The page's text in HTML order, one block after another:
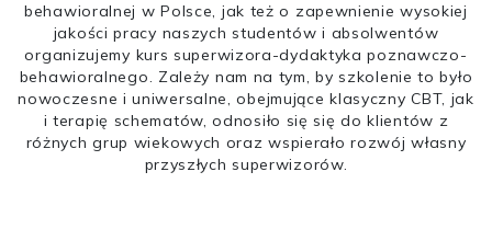
behawioralnej w Polsce, jak też o zapewnienie wysokiej
jakości pracy naszych studentów i absolwentów
organizujemy kurs superwizora-dydaktyka poznawczo-
behawioralnego. Zależy nam na tym, by szkolenie to było
nowoczesne i uniwersalne, obejmujące klasyczny CBT, jak
i terapię schematów, odnosiło się się do klientów z
różnych grup wiekowych oraz wspierało rozwój własny
przyszłych superwizorów.